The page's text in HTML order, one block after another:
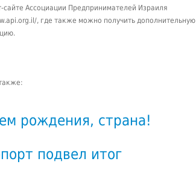
сайте Ассоциации Предпринимателей Израиля
, где также можно получить дополнительную
рождения, страна!
подвел итог